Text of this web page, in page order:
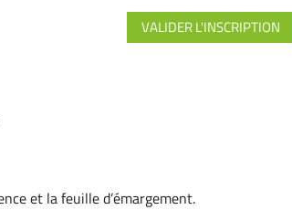
et la feuille d’émargement.